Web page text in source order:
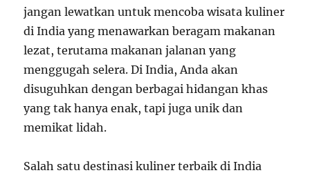
jangan lewatkan untuk mencoba wisata kuliner
di India yang menawarkan beragam makanan
lezat, terutama makanan jalanan yang
menggugah selera. Di India, Anda akan
disuguhkan dengan berbagai hidangan khas
yang tak hanya enak, tapi juga unik dan
memikat lidah.
Salah satu destinasi kuliner terbaik di India